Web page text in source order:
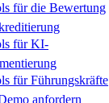
für die Bewertung
für KI-
für Führungskräfte
anfordern